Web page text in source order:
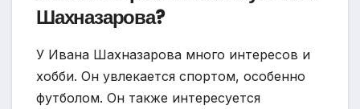
Шахназарова?
У Ивана Шахназарова много интересов и
хобби. Он увлекается спортом, особенно
футболом. Он также интересуется